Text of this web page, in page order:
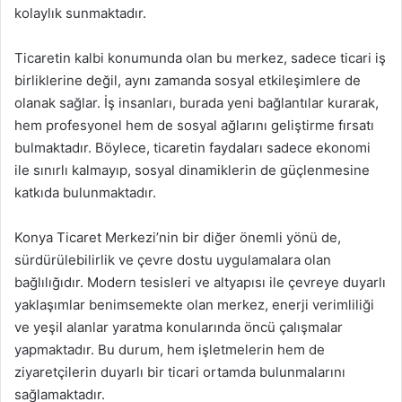
kolaylık sunmaktadır.
Ticaretin kalbi konumunda olan bu merkez, sadece ticari iş
birliklerine değil, aynı zamanda sosyal etkileşimlere de
olanak sağlar. İş insanları, burada yeni bağlantılar kurarak,
hem profesyonel hem de sosyal ağlarını geliştirme fırsatı
bulmaktadır. Böylece, ticaretin faydaları sadece ekonomi
ile sınırlı kalmayıp, sosyal dinamiklerin de güçlenmesine
katkıda bulunmaktadır.
Konya Ticaret Merkezi’nin bir diğer önemli yönü de,
sürdürülebilirlik ve çevre dostu uygulamalara olan
bağlılığıdır. Modern tesisleri ve altyapısı ile çevreye duyarlı
yaklaşımlar benimsemekte olan merkez, enerji verimliliği
ve yeşil alanlar yaratma konularında öncü çalışmalar
yapmaktadır. Bu durum, hem işletmelerin hem de
ziyaretçilerin duyarlı bir ticari ortamda bulunmalarını
sağlamaktadır.